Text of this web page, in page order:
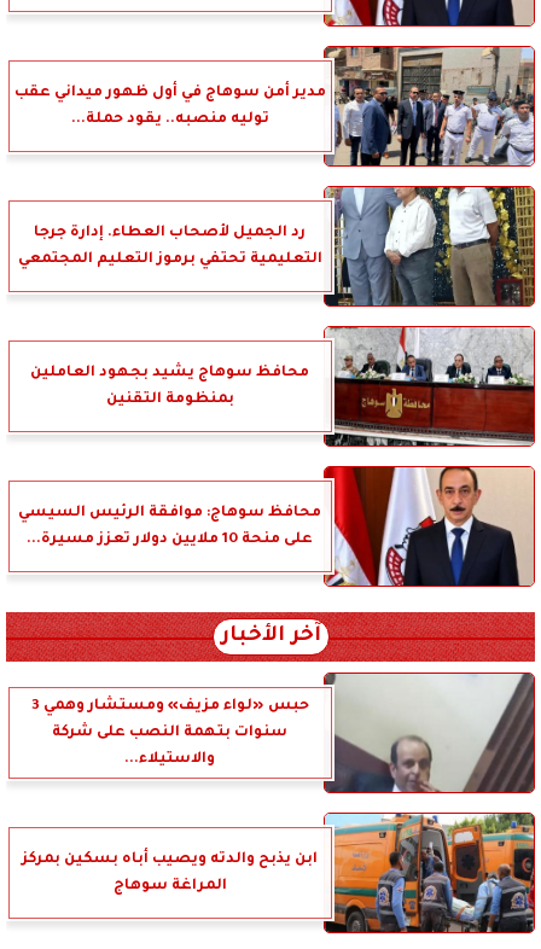
مدير أمن سوهاج في أول ظهور ميداني عقب
توليه منصبه.. يقود حملة...
رد الجميل لأصحاب العطاء. إدارة جرجا
التعليمية تحتفي برموز التعليم المجتمعي
محافظ سوهاج يشيد بجهود العاملين
بمنظومة التقنين
محافظ سوهاج: موافقة الرئيس السيسي
على منحة 10 ملايين دولار تعزز مسيرة...
آخر الأخبار
حبس «لواء مزيف» ومستشار وهمي 3
سنوات بتهمة النصب على شركة
والاستيلاء...
ابن يذبح والدته ويصيب أباه بسكين بمركز
المراغة سوهاج